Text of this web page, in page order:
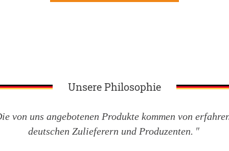
Unsere Philosophie
von uns angebotenen Produkte kommen von
deutschen Zulieferern und Produzenten.